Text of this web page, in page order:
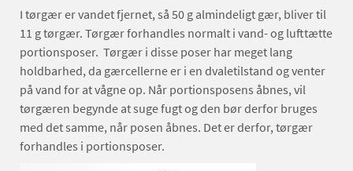
I tørgær er vandet fjernet, så 50 g almindeligt gær, bliver til
11 g tørgær. Tørgær forhandles normalt i vand- og lufttætte
portionsposer. Tørgær i disse poser har meget lang
holdbarhed, da gærcellerne er i en dvaletilstand og venter
på vand for at vågne op. Når portionsposens åbnes, vil
tørgæren begynde at suge fugt og den bør derfor bruges
med det samme, når posen åbnes. Det er derfor, tørgær
forhandles i portionsposer.